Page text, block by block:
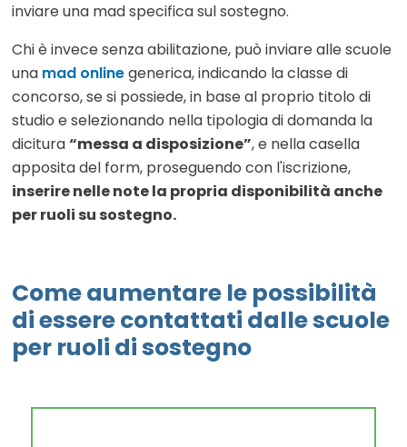
inviare una mad specifica sul sostegno.
Chi è invece senza abilitazione, può inviare alle scuole
una mad onlinegenerica, indicando la classe di
concorso, se si possiede, in base al proprio titolo di
studio e selezionando nella tipologia di domanda la
dicitura“messa a disposizione”, e nella casella
apposita del form, proseguendo con l'iscrizione,
inserire nelle note la propria disponibilità anche
per ruoli su sostegno.
Come aumentare le possibilità
di essere contattati dalle scuole
per ruoli di sostegno